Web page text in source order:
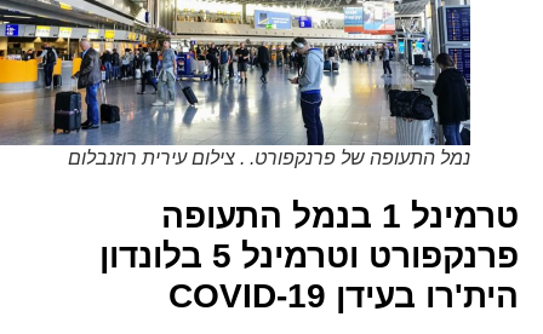
נמל התעופה של פרנקפורט. . צילום עירית רוזנבלום
טרמינל 1 בנמל התעופה
פרנקפורט וטרמינל 5 בלונדון
הית'רו בעידן COVID-19